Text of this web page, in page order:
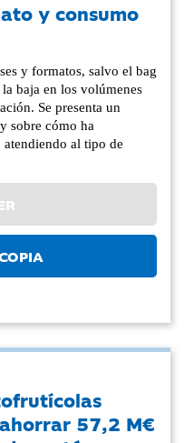
y consumo
y formatos, salvo el bag
baja en los volúmenes
Se presenta un
sobre cómo ha
al tipo de
57,2 M€